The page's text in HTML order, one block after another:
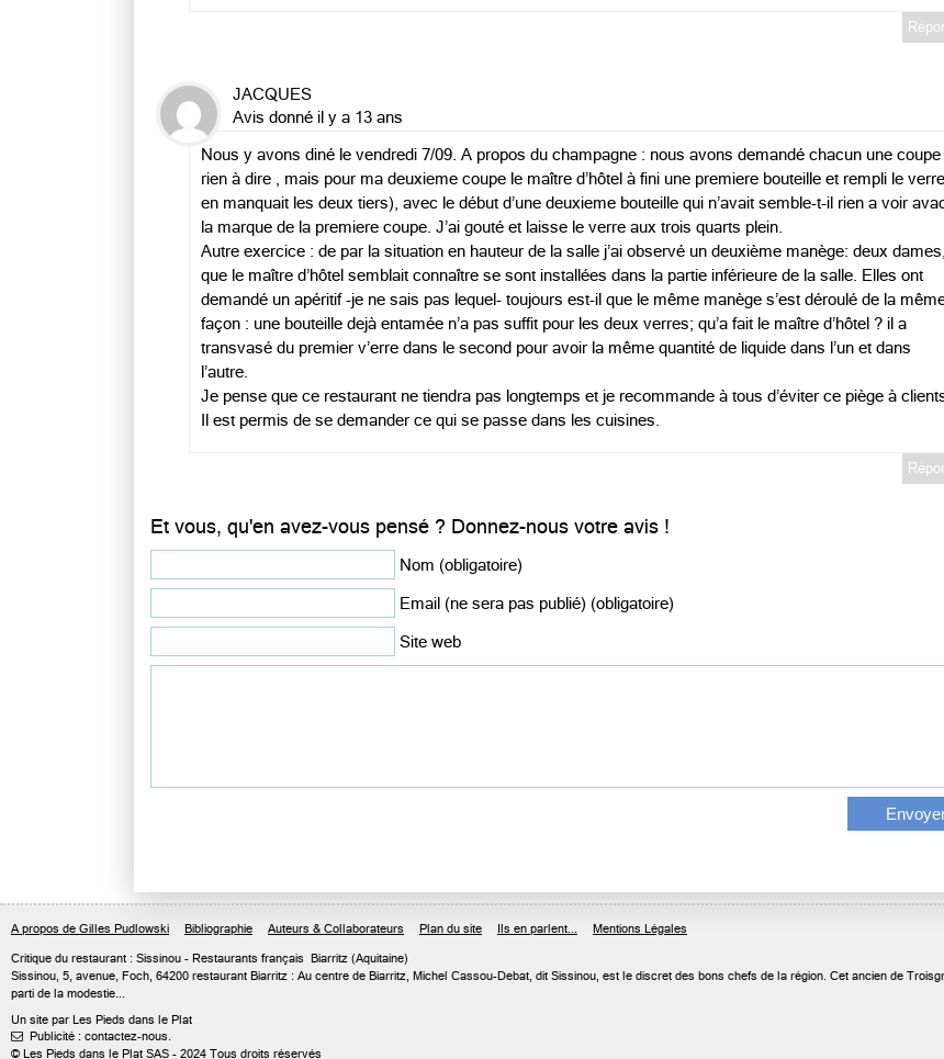
JACQUES
Avis donné il y a 13 ans
Nous y avons diné le vendredi 7/09. A propos du champagne : nous avons demandé chacun une coupe
rien à dire , mais pour ma deuxieme coupe le maître d’hôtel à fini une premiere bouteille et rempli le
en manquait les deux tiers), avec le début d’une deuxieme bouteille qui n’avait semble-t-il rien a voir
la marque de la premiere coupe. J’ai gouté et laisse le verre aux trois quarts plein.
Autre exercice : de par la situation en hauteur de la salle j’ai observé un deuxième manège: deux dames,
que le maître d’hôtel semblait connaître se sont installées dans la partie inférieure de la salle. Elles ont
demandé un apéritif -je ne sais pas lequel- toujours est-il que le même manège s’est déroulé de la
façon : une bouteille dejà entamée n’a pas suffit pour les deux verres; qu’a fait le maître d’hôtel ? il a
transvasé du premier v’erre dans le second pour avoir la même quantité de liquide dans l’un et dans
l’autre.
Je pense que ce restaurant ne tiendra pas longtemps et je recommande à tous d’éviter ce piège à
Il est permis de se demander ce qui se passe dans les cuisines.
Et vous, qu'en avez-vous pensé ? Donnez-nous votre avis !
Nom (obligatoire)
Email (ne sera pas publié) (obligatoire)
Site web
A propos de Gilles Pudlowski Bibliographie Auteurs & Collaborateurs Plan du site Ils en parlent... Mentions Légales
Critique du restaurant : Sissinou - Restaurants français Biarritz (Aquitaine)
Sissinou, 5, avenue, Foch, 64200 restaurant Biarritz : Au centre de Biarritz, Michel Cassou-Debat, dit Sissinou, est le discret des bons chefs de la région. Cet ancien de
parti de la modestie...
Un site par Les Pieds dans le Plat
 Publicité : contactez-nous.
© Les Pieds dans le Plat SAS - 2024 Tous droits réservés